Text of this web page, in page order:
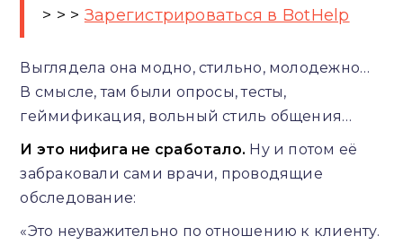
> > > Зарегистрироваться в BotHelp
Выглядела она модно, стильно, молодежно…
В смысле, там были опросы, тесты,
геймификация, вольный стиль общения…
И это нифига не сработало. Ну и потом её
забраковали сами врачи, проводящие
обследование:
«Это неуважительно по отношению к клиенту.